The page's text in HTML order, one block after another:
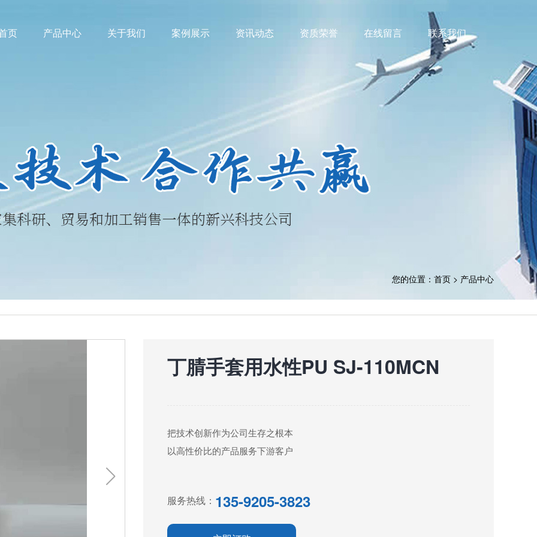
页 产品中心 关于我们 案例展示 资讯动态 资质荣誉 在线留言 联系我们
您的位置： 首页 > 产品中心
丁腈手套用水性PU SJ-110MCN
把技术创新作为公司生存之根本
以高性价比的产品服务下游客户
服务热线： 135-9205-3823